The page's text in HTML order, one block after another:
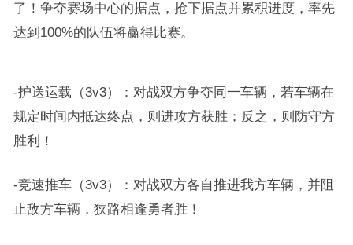
了！争夺赛场中心的据点，抢下据点并累积进度，率先
达到100%的队伍将赢得比赛。
-护送运载（3v3）：对战双方争夺同一车辆，若车辆在
规定时间内抵达终点，则进攻方获胜；反之，则防守方
胜利！
-竞速推车（3v3）：对战双方各自推进我方车辆，并阻
止敌方车辆，狭路相逢勇者胜！